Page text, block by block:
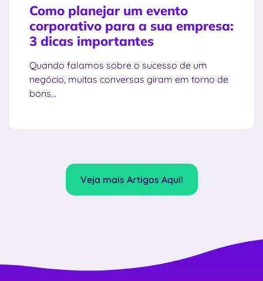
Como planejar um evento
corporativo para a sua empresa:
3 dicas importantes
Quando falamos sobre o sucesso de um
negócio, muitas conversas giram em torno de
bons...
Veja mais Artigos Aqui!